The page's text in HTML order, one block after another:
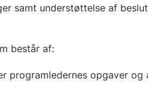
samt understøttelse af
består af:
programledernes opgaver og